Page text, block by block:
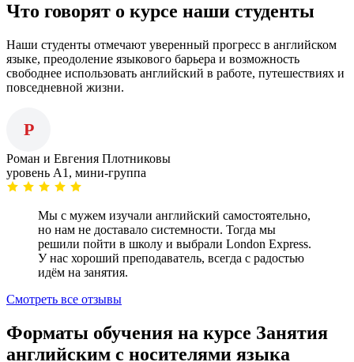
Что говорят о курсе наши студенты
Наши студенты отмечают уверенный прогресс в английском
языке, преодоление языкового барьера и возможность
свободнее использовать английский в работе, путешествиях и
повседневной жизни.
Р
Роман и Евгения Плотниковы
уровень A1, мини-группа
Мы с мужем изучали английский самостоятельно,
но нам не доставало системности. Тогда мы
решили пойти в школу и выбрали London Express.
У нас хороший преподаватель, всегда с радостью
идём на занятия.
Смотреть все отзывы
Форматы обучения на курсе Занятия
английским с носителями языка